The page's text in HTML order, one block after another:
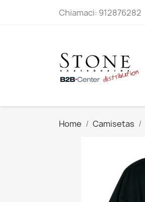
Chiamaci: 912876282
Home Camisetas